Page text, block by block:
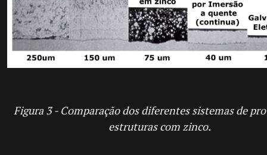
Figura 3 - Comparação dos diferentes sistemas de
estruturas com zinco.